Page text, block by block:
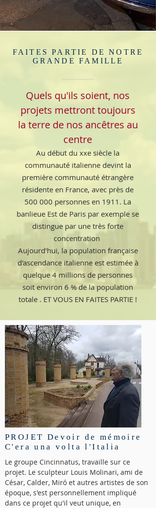
FAITES PARTIE DE NOTRE
GRANDE FAMILLE
Quels qu'ils soient, nos
projets mettront toujours
la terre de nos ancêtres au
centre
Au début du xxe siècle la
communauté italienne devint la
première communauté étrangère
résidente en France, avec près de
500 000 personnes en 1911. La
banlieue Est de Paris par exemple se
distingue par une très forte
concentration
Aujourd'hui, la population française
d'ascendance italienne est estimée à
quelque 4 millions de personnes
soit environ 6 % de la population
totale . ET VOUS EN FAITES PARTIE !
PROJET Devoir de mémoire
C'era una volta l'Italia
Le groupe Cincinnatus, travaille sur ce
projet. Le sculpteur Louis Molinari, ami de
César, Calder, Miró et autres artistes de son
époque, s'est personnellement impliqué
dans ce projet qu'il veut unique, en